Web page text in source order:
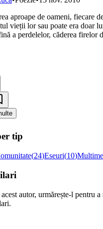
aproape de oameni, fiecare
vieții lor sau poate era doar
a perdelelor, căderea firelor
tip
(24)Eseuri(10)
autor, urmărește-l pentru